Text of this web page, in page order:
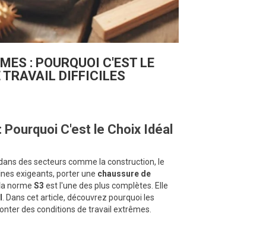
: POURQUOI C'EST LE
TRAVAIL DIFFICILES
C'est le Choix Idéal
des secteurs comme la construction, le
exigeants, porter une chaussure de
norme S3 est l'une des plus complètes. Elle
. Dans cet article, découvrez pourquoi les
des conditions de travail extrêmes.